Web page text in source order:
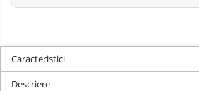
Caracteristici
Descriere